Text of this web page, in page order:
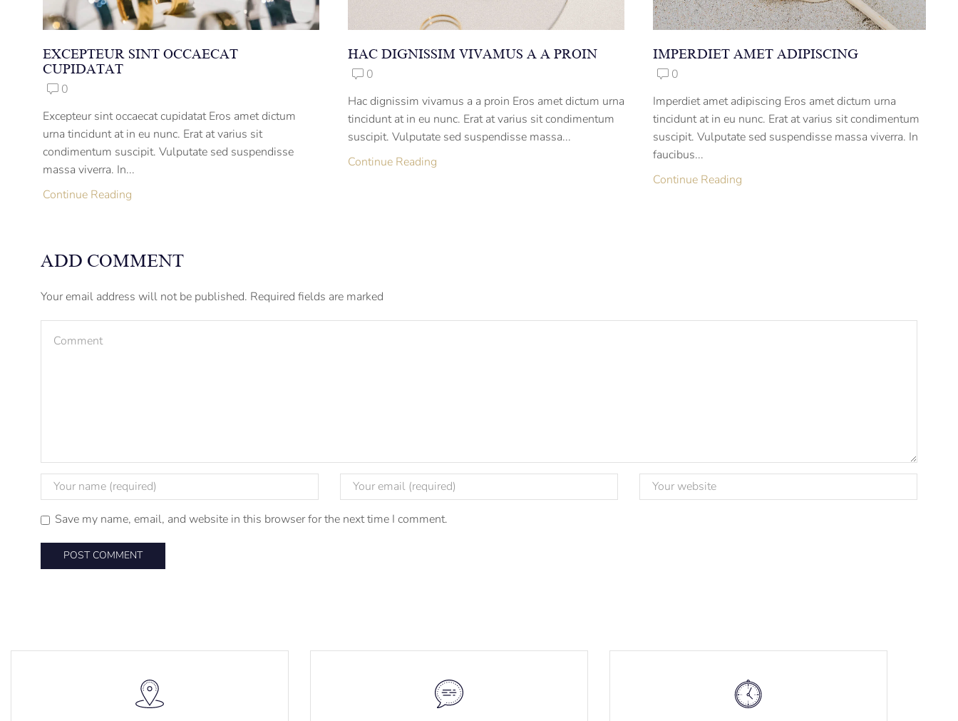
EXCEPTEUR SINT OCCAECAT
CUPIDATAT
0
Excepteur sint occaecat cupidatat Eros amet dictum
urna tincidunt at in eu nunc. Erat at varius sit
condimentum suscipit. Vulputate sed suspendisse
massa viverra. In...
Continue Reading
HAC DIGNISSIM VIVAMUS A A PROIN
0
Hac dignissim vivamus a a proin Eros amet dictum urna
tincidunt at in eu nunc. Erat at varius sit condimentum
suscipit. Vulputate sed suspendisse massa...
Continue Reading
IMPERDIET AMET ADIPISCING
0
Imperdiet amet adipiscing Eros amet dictum urna
tincidunt at in eu nunc. Erat at varius sit condimentum
suscipit. Vulputate sed suspendisse massa viverra. In
faucibus...
Continue Reading
ADD COMMENT
Your email address will not be published. Required fields are marked
Save my name, email, and website in this browser for the next time I comment.